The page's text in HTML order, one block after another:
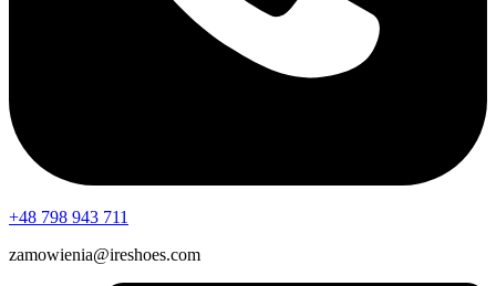
+48 798 943 711
zamowienia@ireshoes.com